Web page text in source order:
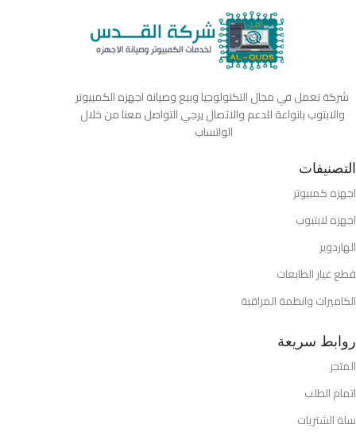
شركة تعمل في مجال التكنولوجيا وبيع وصيانة اجهزه الكمبيوتر
والابتوب بانواعة للدعم والاتصال يرجي التواصل معنا من خلال
الواتساب
التصنيفات
اجهزه كمبيوتر
اجهزه لابتبوب
الهاردوير
قطع غيار الطابعات
الكاميرات وانظمة المراقبة
روابط سريعة
المتجر
اتمام الطلب
سلة الشتريات